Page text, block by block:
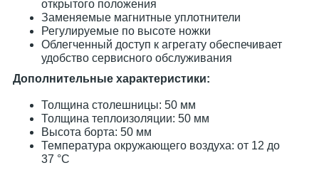
открытого положения
Заменяемые магнитные уплотнители
Регулируемые по высоте ножки
Облегченный доступ к агрегату обеспечивает
удобство сервисного обслуживания
Дополнительные характеристики:
Толщина столешницы: 50 мм
Толщина теплоизоляции: 50 мм
Высота борта: 50 мм
Температура окружающего воздуха: от 12 до
37 °C